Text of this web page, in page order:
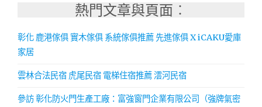
熱門文章與頁面︰
彰化 鹿港傢俱 實木傢俱 系統傢俱推薦 先進傢俱 X iCAKU愛庫
家居
雲林合法民宿 虎尾民宿 電梯住宿推薦 澐河民宿
參訪 彰化防火門生產工廠：富強窗門企業有限公司（強牌氣密